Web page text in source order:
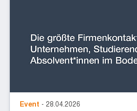
Event - 28.04.2026